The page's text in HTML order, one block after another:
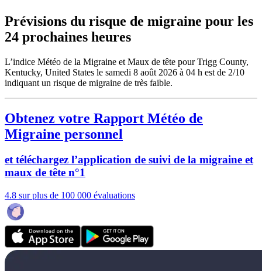
Prévisions du risque de migraine pour les
24 prochaines heures
L’indice Météo de la Migraine et Maux de tête pour Trigg County,
Kentucky, United States le samedi 8 août 2026 à 04 h est de 2/10
indiquant un risque de migraine de très faible.
Obtenez votre Rapport Météo de
Migraine personnel
et téléchargez l’application de suivi de la migraine et
maux de tête n°1
4.8 sur plus de 100 000 évaluations